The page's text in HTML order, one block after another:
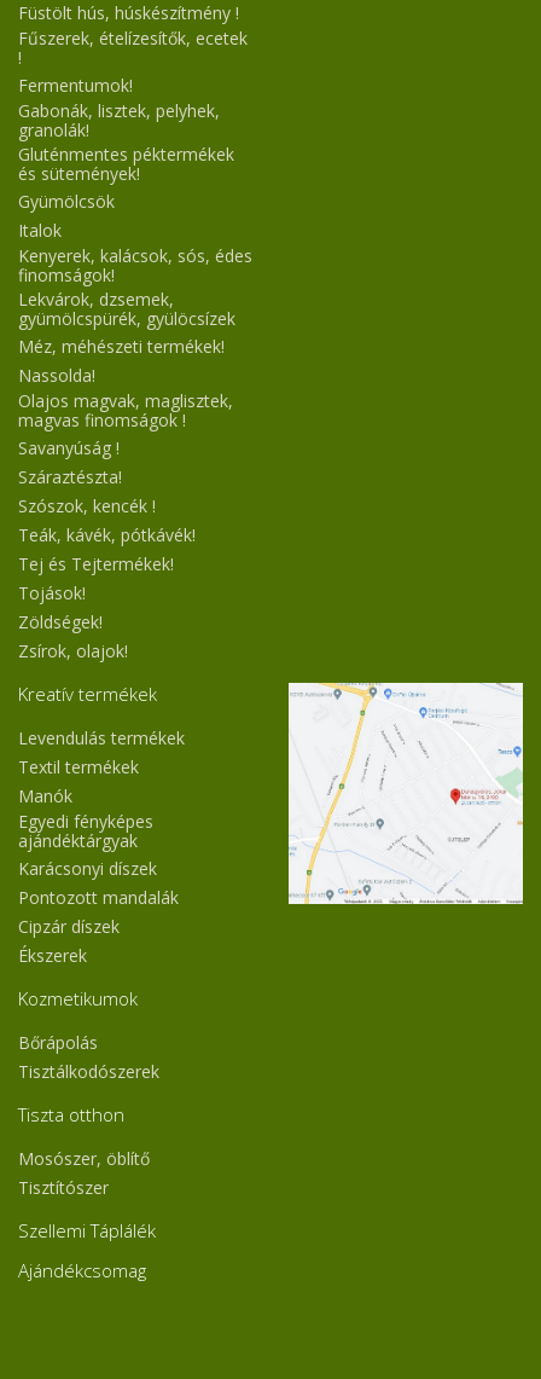
Füstölt hús, húskészítmény !
Fűszerek, ételízesítők, ecetek
!
Fermentumok!
Gabonák, lisztek, pelyhek,
granolák!
Gluténmentes péktermékek
és sütemények!
Gyümölcsök
Italok
Kenyerek, kalácsok, sós, édes
finomságok!
Lekvárok, dzsemek,
gyümölcspürék, gyülöcsízek
Méz, méhészeti termékek!
Nassolda!
Olajos magvak, maglisztek,
magvas finomságok !
Savanyúság !
Száraztészta!
Szószok, kencék !
Teák, kávék, pótkávék!
Tej és Tejtermékek!
Tojások!
Zöldségek!
Zsírok, olajok!
Kreatív termékek
Levendulás termékek
Textil termékek
Manók
Egyedi fényképes
ajándéktárgyak
Karácsonyi díszek
Pontozott mandalák
Cipzár díszek
Ékszerek
Kozmetikumok
Bőrápolás
Tisztálkodószerek
Tiszta otthon
Mosószer, öblítő
Tisztítószer
Szellemi Táplálék
Ajándékcsomag